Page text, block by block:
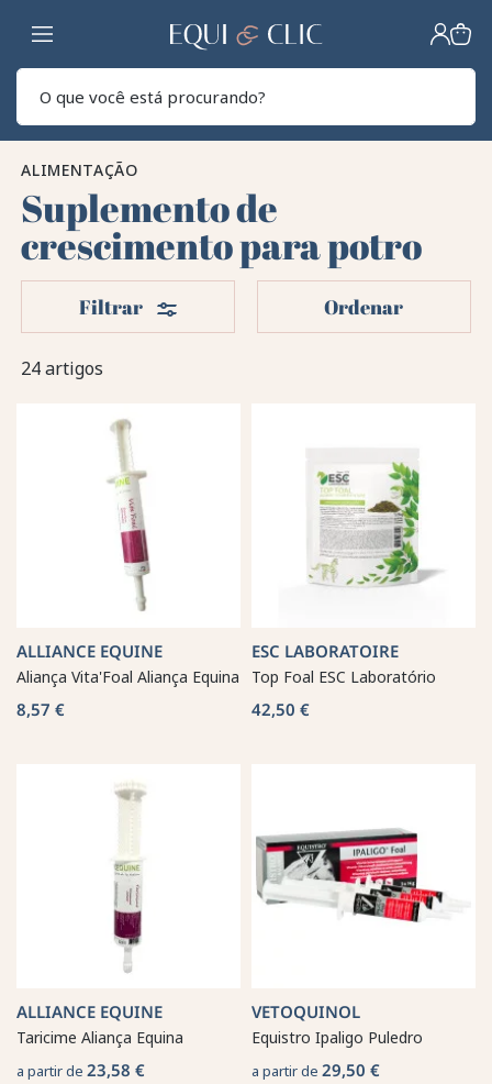
Lar
ALIMENTAÇÃO
Suplemento de
crescimento para potro
24 artigos
Filtrar Filters Ordenar
ALLIANCE EQUINE
Aliança Vita'Foal Aliança Equina
8,57 €
ESC LABORATOIRE
Top Foal ESC Laboratório
42,50 €
ALLIANCE EQUINE
Taricime Aliança Equina
a partir de 23,58 €
VETOQUINOL
Equistro Ipaligo Puledro
a partir de 29,50 €